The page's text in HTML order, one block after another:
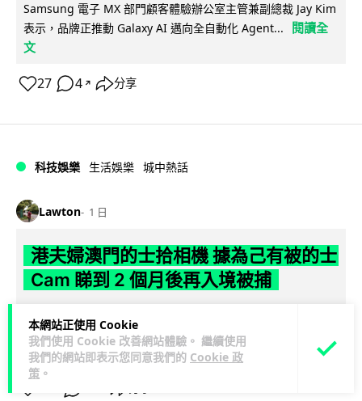
本網站正使用 Cookie
我們使用 Cookie 改善網站體驗。 繼續使用
我們的網站即表示您同意我們的 Cookie 政
策 。
Samsung 電子 MX 部門顧客體驗辦公室主管兼副總裁 Jay Kim
表示，品牌正推動 Galaxy AI 邁向全自動化 Agent...
閱讀全
文
27 4 ↗ 分享
科技娛樂 生活娛樂 城中熱話
Lawton 1 日
港夫婦澳門的士拾相機 據為己有被的士
Cam 睇到 2 個月後再入境被捕
池，拾遺不報並帶返香港自用。兩人本月 2 日經港珠澳大橋再
次入境澳門時，被治安警察局...
閱讀全文